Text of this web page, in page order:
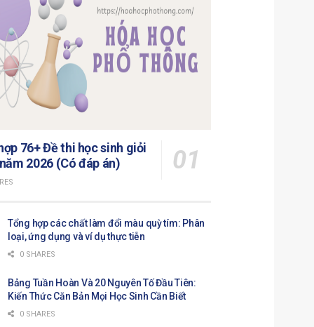
76+ Đề thi học sinh giỏi
2026 (Có đáp án)
Tổng hợp các chất làm đổi màu quỳ tím: Phân
loại, ứng dụng và ví dụ thực tiễn
0 SHARES
Bảng Tuần Hoàn Và 20 Nguyên Tố Đầu Tiên:
Kiến Thức Căn Bản Mọi Học Sinh Cần Biết
0 SHARES